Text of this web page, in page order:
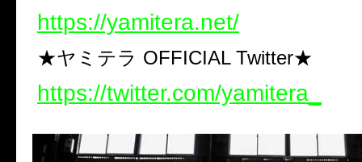
https://yamitera.net/
★ヤミテラ OFFICIAL Twitter★
https://twitter.com/yamitera_